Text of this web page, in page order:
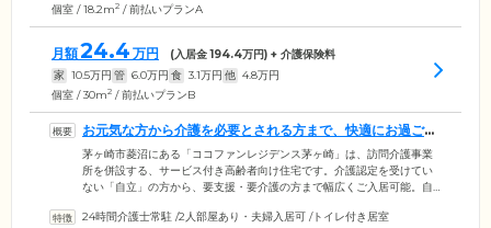
個室 / 18.2m2 / 前払いプランA
月額24.4 万円 (入居金194.4万円) + 介護保険料
家 10.5万円 管 6.0万円 食 3.1万円 他 4.8万円
個室 / 30m2 / 前払いプランB
お元気な方から介護を必要とされる方まで、快適にお過ごし
いただけます
茅ヶ崎市菱沼にある「ココファンレジデンス茅ヶ崎」は、訪問介護事業
所を併設する、サービス付き高齢者向け住宅です。介護認定を受けてい
ない「自立」の方から、要支援・要介護の方まで幅広くご入居可能。自
いるため、ご入居者様それぞれの心身状態や生活スタイルに合わせて、
24時間介護士常駐 /2人部屋あり・夫婦入居可 /トイレ付き居室